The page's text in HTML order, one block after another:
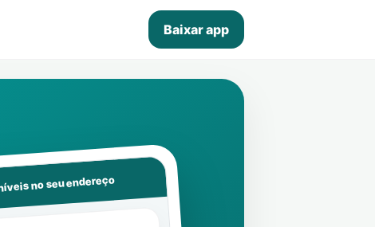
Baixar app
no seu endereço